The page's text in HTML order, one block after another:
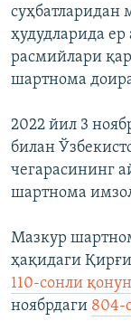
суҳбатларидан
ҳудудларида
расмийлари
шартнома
2022 йил 3
билан
чегарасининг
шартнома
Мазкур
ҳақидаги
110-сонли
ноябрдаги 804-